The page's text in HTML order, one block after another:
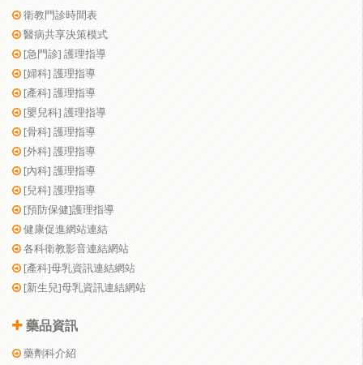
衛教門診時間表
醫病共享決策模式
[急門診] 護理指導
[婦科] 護理指導
[產科] 護理指導
[嬰兒科] 護理指導
[骨科] 護理指導
[外科] 護理指導
[內科] 護理指導
[兒科] 護理指導
[預防保健]護理指導
健康促進網站連結
各科衛教影音連結網站
[產科]母乳資訊連結網站
[新生兒]母乳資訊連結網站
藥品資訊
藥劑科介紹